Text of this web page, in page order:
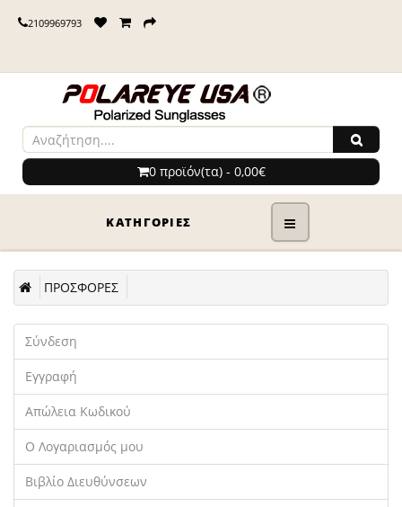
2109969793
0 προϊόν(τα) - 0,00€
ΚΑΤΗΓΟΡΊΕΣ
ΠΡΟΣΦΟΡΕΣ
Σύνδεση
Εγγραφή
Απώλεια Κωδικού
Ο Λογαριασμός μου
Βιβλίο Διευθύνσεων